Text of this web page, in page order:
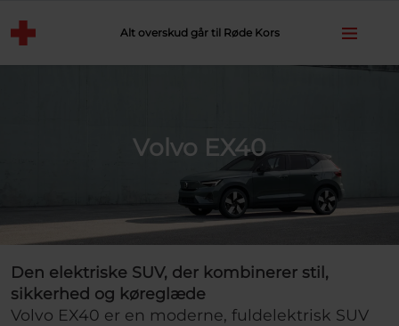
Alt overskud går til Røde Kors
Volvo EX40
Den elektriske SUV, der kombinerer stil,
sikkerhed og køreglæde
Volvo EX40 er en moderne, fuldelektrisk SUV